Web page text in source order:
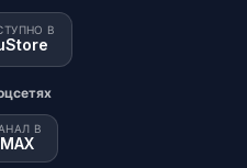
В
В
MAX